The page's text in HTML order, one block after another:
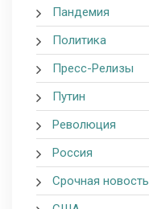
Пандемия
Политика
Пресс-Релизы
Путин
Революция
Россия
Срочная новость